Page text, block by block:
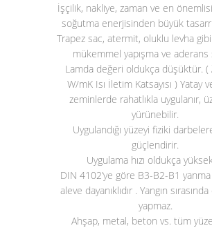
İşçilik, nakliye, zaman ve en önemlisi
soğutma enerjisinden büyük
Trapez sac, atermit, oluklu levha
mükemmel yapışma ve aderans
Lamda değeri oldukça düşüktür. (
W/mK Isı İletim Katsayısı ) Yatay
zeminlerde rahatlıkla uygulanır,
yürünebilir.
Uygulandığı yüzeyi fiziki
güçlendirir.
Uygulama hızı oldukça
DIN 4102’ye göre B3-B2-B1 yanma
aleve dayanıklıdır . Yangın
yapmaz.
Ahşap, metal, beton vs. tüm